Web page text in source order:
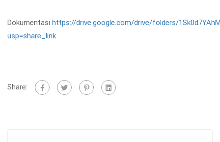
Dokumentasi https://drive.google.com/drive/folders/
usp=share_link
Share: